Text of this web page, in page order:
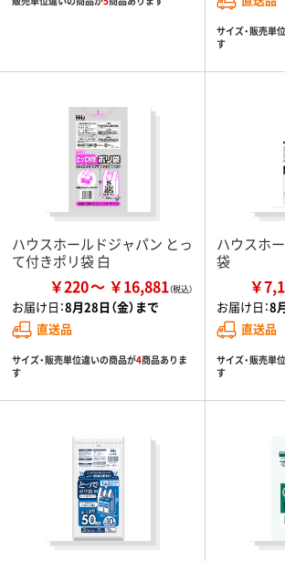
サイズ・販売単
す
ハウスホールドジャパン とっ
て付きポリ袋 白
￥220 ￥16,881
お届け日：8月28日（金）まで
直送品
サイズ・販売単位違いの商品が4商品ありま
す
ハウスホ
袋
￥
お届け日：8
直送品
サイズ・販売単
す